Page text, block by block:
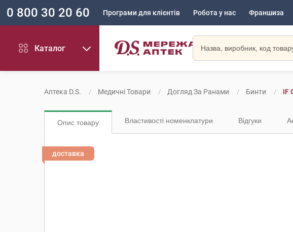
0 800 30 20 60 Програми для клієнтів Робота у нас Франшиза
Каталог
Аптека D.S. Медичні Товари Догляд За Ранами Бинти IF
Опис товару Властивості номенклатури Відгуки
доставка